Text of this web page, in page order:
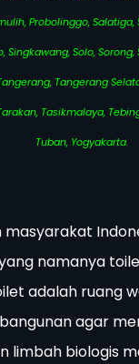
Probolinggo,
Singkawang, Solo,
Tangerang
Tasikmalaya,
Tuban, Yogyakarta.
masyarakat
namanya
adalah ruang
agar
limbah biologis